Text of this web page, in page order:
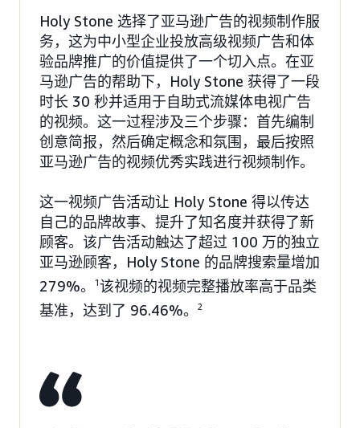
Holy Stone 选择了亚马逊广告的视频制作服
务，这为中小型企业投放高级视频广告和体
验品牌推广的价值提供了一个切入点。在亚
马逊广告的帮助下，Holy Stone 获得了一段
时长 30 秒并适用于自助式流媒体电视广告
的视频。这一过程涉及三个步骤：首先编制
创意简报，然后确定概念和氛围，最后按照
亚马逊广告的视频优秀实践进行视频制作。
这一视频广告活动让 Holy Stone 得以传达
自己的品牌故事、提升了知名度并获得了新
顾客。该广告活动触达了超过 100 万的独立
亚马逊顾客，Holy Stone 的品牌搜索量增加
279%。
1该视频的视频完整播放率高于品类
基准，达到了 96.46%。
2